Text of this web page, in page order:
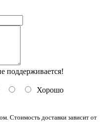
поддерживается!
Хорошо
Стоимость доставки зависит от